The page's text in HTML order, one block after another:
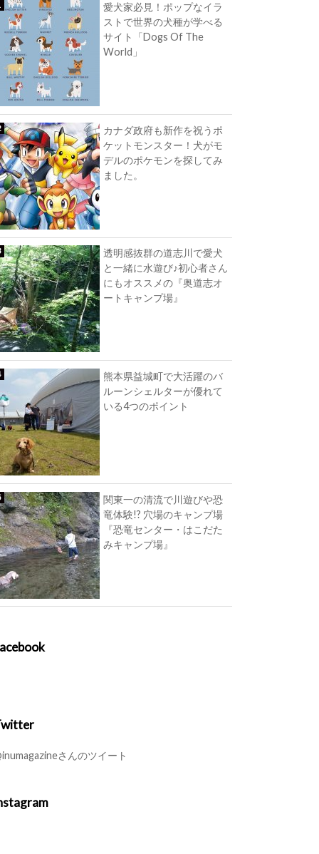
愛犬家必見！ポップなイラ
ストで世界の犬種が学べる
サイト「Dogs Of The
World」
カナダ政府も新作を祝うポ
ケットモンスター！犬がモ
デルのポケモンを探してみ
ました。
透明感抜群の道志川で愛犬
と一緒に水遊び♪初心者さん
にもオススメの『奥道志オ
ートキャンプ場』
熊本県益城町で大活躍のバ
ルーンシェルターが優れて
いる4つのポイント
関東一の清流で川遊びや恐
竜体験!? 穴場のキャンプ場
『恐竜センター・はこだた
みキャンプ場』
さんのツイート